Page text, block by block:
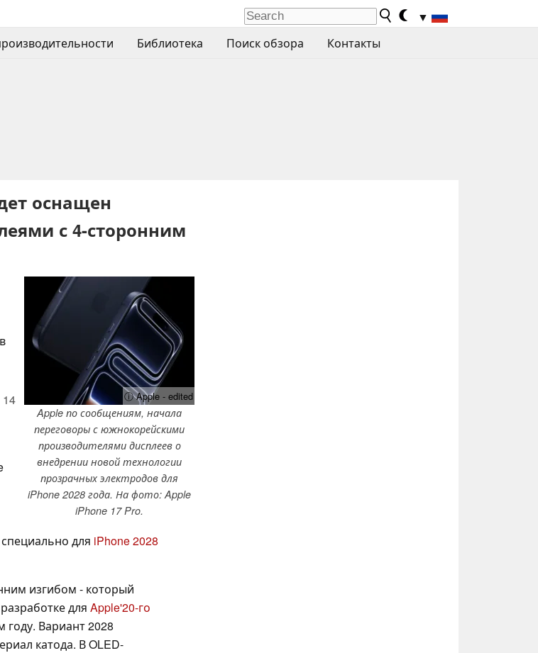
▼
Библиотека Поиск обзора Контакты
оснащен
с 4-сторонним
ⓘ Apple - edited
Apple по сообщениям, начала
переговоры с южнокорейскими
производителями дисплеев о
внедрении новой технологии
прозрачных электродов для
iPhone 2028 года. На фото: Apple
iPhone 17 Pro.
14
для iPhone 2028
изгибом - который
для Apple'20-го
Вариант 2028
катода. В OLED-